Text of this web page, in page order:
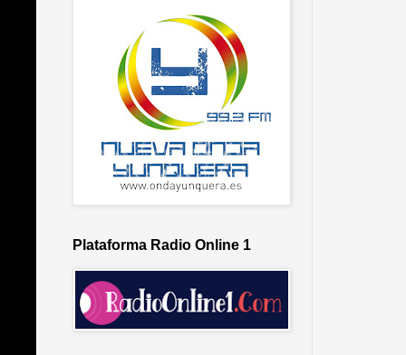
Plataforma Radio Online 1